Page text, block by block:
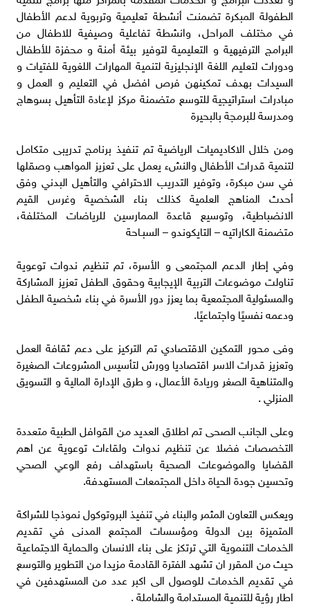
الطفولة المبكرة تضمنت أنشطة تعليمية وتربوية لدعم الأطفال
في مختلف المراحل، وانشطة تفاعلية وصيفية للاطفال من
البرامج الترفيهية و التعليمية لتوفير بيئة أمنة و محفزة للأطفال
ودورات لتعليم اللغة الإنجليزية لتنمية المهارات اللغوية للفتيات و
السيدات بهدف تمكينهن فرص افضل في التعليم و العمل و
مبادرات استراتيجية للتوسع متضمنة مركز لإعادة التأهيل بسوهاج
ومدرسة للبرمجة بالبحيرة
ومن خلال الاكاديميات الرياضية تم تنفيذ برنامج تدريبى متكامل
لتنمية قدرات الأطفال والنشء يعمل على تعزيز المواهب وصقلها
في سن مبكرة، وتوفير التدريب الاحترافي والتأهيل البدني وفق
أحدث المناهج العلمية كذلك بناء الشخصية وغرس القيم
الانضباطية، وتوسيع قاعدة الممارسين للرياضات المختلفة،
متضمنة الكاراتيه – التايكوندو – السبـاحة
وفي إطار الدعم المجتمعى و الأسرة، تم تنظيم ندوات توعوية
تناولت موضوعات التربية الإيجابية وحقوق الطفل تعزيز المشاركة
والمسئولية المجتمعية بما يعزز دور الأسرة في بناء شخصية الطفل
ودعمه نفسيًا واجتماعيًا.
وفى محور التمكين الاقتصادي تم التركيز على دعم ثقافة العمل
وتعزيز قدرات الاسر اقتصاديا وورش لتأسيس المشروعات الصغيرة
والمتناهية الصغر وريادة الأعمال، و طرق الإدارة المالية و التسويق
المنزلي .
وعلى الجانب الصحى تم اطلاق العديد من القوافل الطبية متعددة
التخصصات فضلا عن تنظيم ندوات ولقاءات توعوية عن اهم
القضايا والموضوعات الصحية باستهداف رفع الوعي الصحي
وتحسين جودة الحياة داخل المجتمعات المستهدفة.
ويعكس التعاون المثمر والبناء في تنفيذ البروتوكول نموذجا للشراكة
المتميزة بين الدولة ومؤسسات المجتمع المدنى في تقديم
الخدمات التنموية التي ترتكز على بناء الانسان والحماية الاجتماعية
حيث من المقرر ان تشهد الفترة القادمة مزيدا من التطوير والتوسع
في تقديم الخدمات للوصول الى اكبر عدد من المستهدفين في
اطار رؤية للتنمية المستدامة والشاملة .